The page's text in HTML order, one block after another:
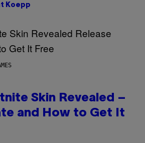
Koepp
Skin Revealed –
and How to Get It